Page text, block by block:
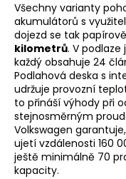
Všechny varianty
akumulátorů s
dojezd se tak
kilometrů. V
každý obsahuje 24
Podlahová deska s
udržuje provozní
to přináší výhody při
stejnosměrným
Volkswagen
ujetí vzdálenosti 160
ještě minimálně 70
kapacity.